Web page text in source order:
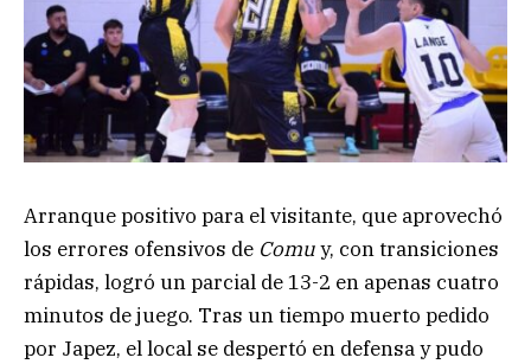
Arranque positivo para el visitante, que aprovechó
los errores ofensivos de Comuy, con transiciones
rápidas, logró un parcial de 13-2 en apenas cuatro
minutos de juego. Tras un tiempo muerto pedido
por Japez, el local se despertó en defensa y pudo